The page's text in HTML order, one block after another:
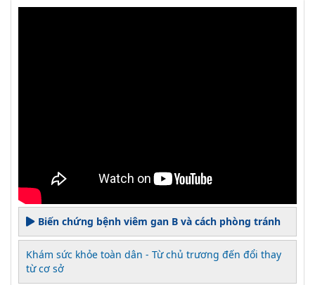
Biến chứng bệnh viêm gan B và cách phòng tránh
Khám sức khỏe toàn dân - Từ chủ trương đến đổi thay
từ cơ sở